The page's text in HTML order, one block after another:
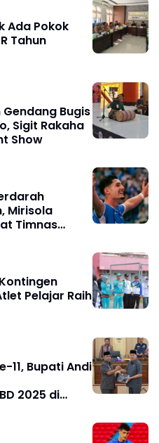
Ada Pokok
Tahun
Bugis
Sigit Rakaha
Show
Mirisola
Timnas
Pelajar Raih
11, Bupati Andi
2025 di